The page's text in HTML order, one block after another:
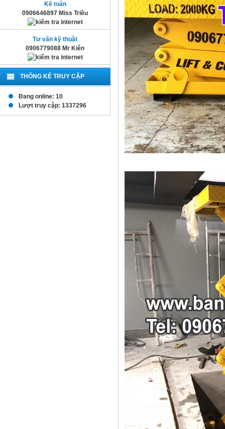
Kế toán
0906646897 Miss Triều
Tư vấn kỹ thuật
0906779088 Mr Kiên
THỐNG KÊ TRUY CẬP
Đang online: 10
Lượt truy cập: 1337296